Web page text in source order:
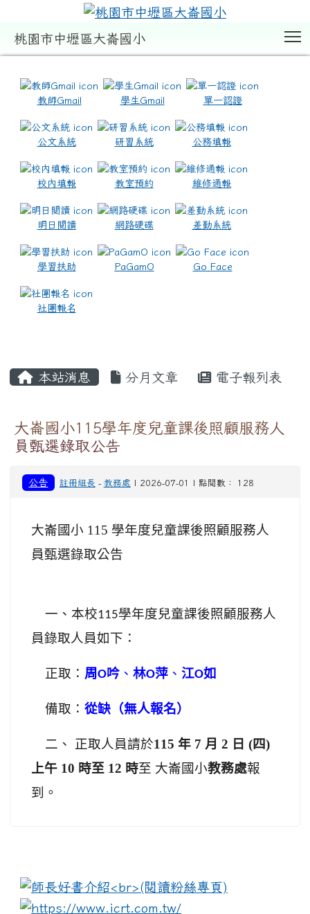
桃園市中壢區大崙國小
教師Gmail 學生Gmail 單一認證
公文系統 研習系統 公務填報
校內填報 教室預約 維修通報
明日閱讀 網路硬碟 差勤系統
學習扶助 PaGamO Go Face
社團報名
本站消息 分月文章 電子報列表
大崙國小115學年度兒童課後照顧服務人
員甄選錄取公告
公告 註冊組長 - 教務處 | 2026-07-01 | 點閱數： 128
大崙國小 115 學年度兒童課後照顧服務人
員甄選錄取公告
一、本校115學年度兒童課後照顧服務人
員錄取人員如下：
正取： 周 O吟 、 林O萍 、 江O如
備取： 從缺（無人報名）
二、 正取人員請於115 年 7 月 2 日 (四)
上午 10 時至 12 時至 大崙國小教務處報
到。
link to https://